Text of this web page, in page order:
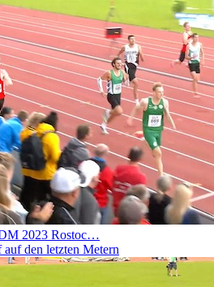
2023 Rostoc…
den letzten Metern